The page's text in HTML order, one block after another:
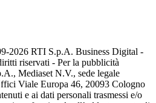
2026 RTI S.p.A. Business Digital -
riservati - Per la pubblicità
Mediaset N.V., sede legale
Viale Europa 46, 20093 Cologno
e ai dati personali trasmessi e/o